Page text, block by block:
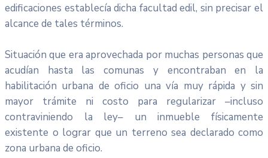
edificaciones establecía dicha facultad edil, sin precisar el
alcance de tales términos.
Situación que era aprovechada por muchas personas que
acudían hasta las comunas y encontraban en la
habilitación urbana de oficio una vía muy rápida y sin
mayor trámite ni costo para regularizar –incluso
contraviniendo la ley– un inmueble físicamente
existente o lograr que un terreno sea declarado como
zona urbana de oficio.